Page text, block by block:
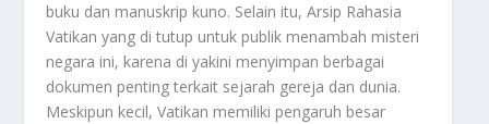
buku dan manuskrip kuno. Selain itu, Arsip Rahasia
Vatikan yang di tutup untuk publik menambah misteri
negara ini, karena di yakini menyimpan berbagai
dokumen penting terkait sejarah gereja dan dunia.
Meskipun kecil, Vatikan memiliki pengaruh besar